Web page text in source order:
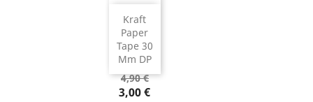
Kraft
Paper
Tape 30
Mm DP
4,90 €
3,00 €